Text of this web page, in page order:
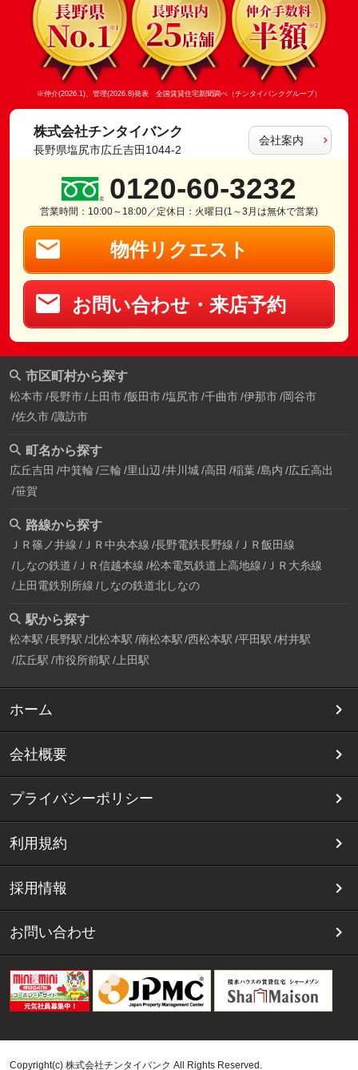
※仲介(2026.1)、管理(2026.8)発表 全国賃貸住宅新聞調べ（チンタイバンクグループ）
株式会社チンタイバンク
長野県塩尻市広丘吉田1044-2
会社案内
0120-60-3232
営業時間：10:00～18:00／定休日：火曜日(1～3月は無休で営業)
物件リクエスト
お問い合わせ・来店予約
市区町村から探す
松本市 長野市 上田市 飯田市 塩尻市 千曲市 伊那市 岡谷市
佐久市 諏訪市
町名から探す
広丘吉田 中箕輪 三輪 里山辺 井川城 高田 稲葉 島内 広丘高出
笹賀
路線から探す
ＪＲ篠ノ井線 ＪＲ中央本線 長野電鉄長野線 ＪＲ飯田線
しなの鉄道 ＪＲ信越本線 松本電気鉄道上高地線
ＪＲ大糸線
上田電鉄別所線 しなの鉄道北しなの
駅から探す
松本駅 長野駅 北松本駅 南松本駅 西松本駅 平田駅 村井駅
広丘駅 市役所前駅 上田駅
ホーム
会社概要
プライバシーポリシー
利用規約
採用情報
お問い合わせ
Copyright(c) 株式会社チンタイバンク All Rights Reserved.